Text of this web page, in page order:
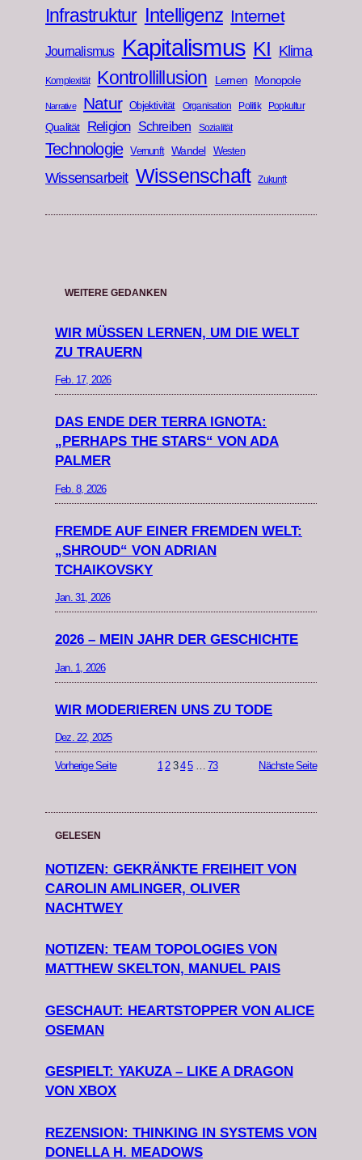
Infrastruktur Intelligenz Internet
Journalismus Kapitalismus KI Klima
Komplexität Kontrollillusion Lernen Monopole
Narrative Natur Objektivität Organisation Politik Popkultur
Qualität Religion Schreiben Sozialität
Technologie Vernunft Wandel Westen
Wissensarbeit Wissenschaft Zukunft
WEITERE GEDANKEN
WIR MÜSSEN LERNEN, UM DIE WELT
ZU TRAUERN
Feb. 17, 2026
DAS ENDE DER TERRA IGNOTA:
„PERHAPS THE STARS“ VON ADA
PALMER
Feb. 8, 2026
FREMDE AUF EINER FREMDEN WELT:
„SHROUD“ VON ADRIAN
TCHAIKOVSKY
Jan. 31, 2026
2026 – MEIN JAHR DER GESCHICHTE
Jan. 1, 2026
WIR MODERIEREN UNS ZU TODE
Dez. 22, 2025
Vorherige Seite 1 2 3 4 5 … 73 Nächste Seite
GELESEN
NOTIZEN: GEKRÄNKTE FREIHEIT VON
CAROLIN AMLINGER, OLIVER
NACHTWEY
NOTIZEN: TEAM TOPOLOGIES VON
MATTHEW SKELTON, MANUEL PAIS
GESCHAUT: HEARTSTOPPER VON ALICE
OSEMAN
GESPIELT: YAKUZA – LIKE A DRAGON
VON XBOX
REZENSION: THINKING IN SYSTEMS VON
DONELLA H. MEADOWS